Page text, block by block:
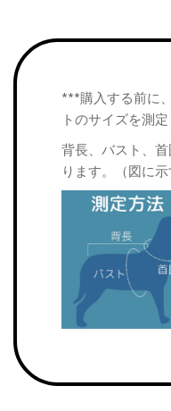
***購入する前に
トのサイズを測定
背長、バスト、
ります。（図に